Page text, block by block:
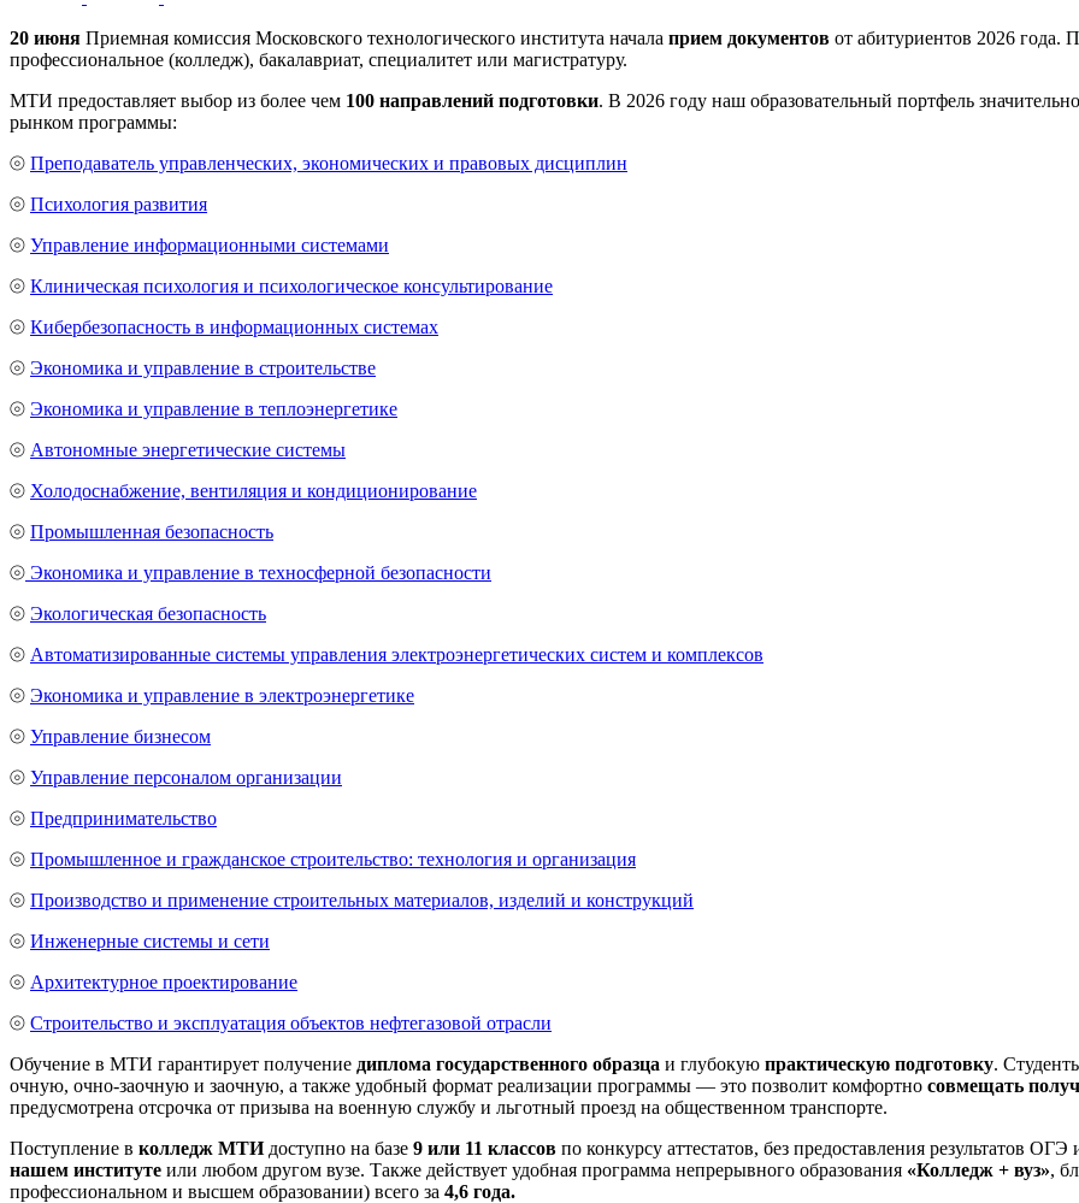
20 июня Приемная комиссия Московского технологического института начала прием документов от абитуриентов 2026 года.
профессиональное (колледж), бакалавриат, специалитет или магистратуру.
МТИ предоставляет выбор из более чем 100 направлений подготовки. В 2026 году наш образовательный портфель
рынком программы:
⦾ Преподаватель управленческих, экономических и правовых дисциплин
⦾ Психология развития
⦾ Управление информационными системами
⦾ Клиническая психология и психологическое консультирование
⦾ Кибербезопасность в информационных системах
⦾ Экономика и управление в строительстве
⦾ Экономика и управление в теплоэнергетике
⦾ Автономные энергетические системы
⦾ Холодоснабжение, вентиляция и кондиционирование
⦾ Промышленная безопасность
⦾ Экономика и управление в техносферной безопасности
⦾ Экологическая безопасность
⦾ Автоматизированные системы управления электроэнергетических систем и комплексов
⦾ Экономика и управление в электроэнергетике
⦾ Управление бизнесом
⦾ Управление персоналом организации
⦾ Предпринимательство
⦾ Промышленное и гражданское строительство: технология и организация
⦾ Производство и применение строительных материалов, изделий и конструкций
⦾ Инженерные системы и сети
⦾ Архитектурное проектирование
⦾ Строительство и эксплуатация объектов нефтегазовой отрасли
Обучение в МТИ гарантирует получение диплома государственного образца и глубокую практическую подготовку.
очную, очно-заочную и заочную, а также удобный формат реализации программы — это позволит комфортно совмещать
предусмотрена отсрочка от призыва на военную службу и льготный проезд на общественном транспорте.
Поступление в колледж МТИдоступно на базе 9 или 11 классов по конкурсу аттестатов, без предоставления результатов
нашем институте или любом другом вузе. Также действует удобная программа непрерывного образования «Колледж + вуз»,
профессиональном и высшем образовании) всего за 4,6 года.